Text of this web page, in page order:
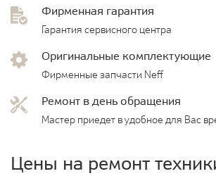
Фирменная гарантия
Гарантия сервисного центра
Оригинальные комплектующие
Фирменные запчасти Neff
Ремонт в день обращения
Мастер приедет в удобное для Вас
Цены на ремонт